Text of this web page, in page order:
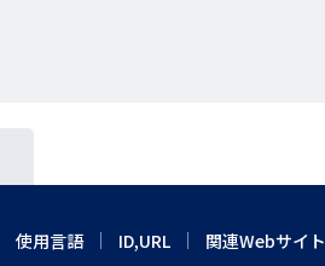
使用言語 ID,URL 関連Webサイト